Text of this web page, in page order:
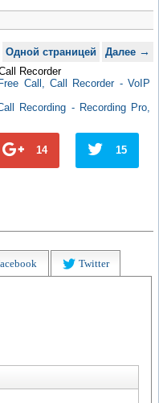
Далее →
Одной страницей
Recorder
Call, Call Recorder - VoIP
Recording - Recording Pro,
14 15
Twitter